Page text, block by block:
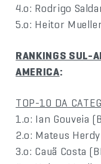
4.o: Rodrigo
5.o: Heitor
RANKINGS SUL-
AMERICA:
TOP-10 DA
1.o: Ian Gouveia
2.o: Mateus
3.o: Cauã Costa